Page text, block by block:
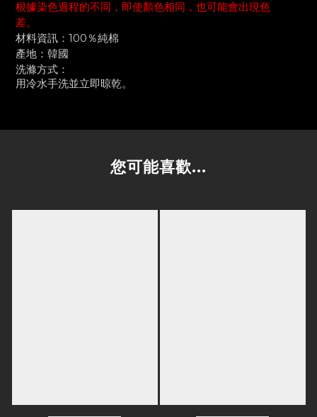
根據染色過程的不同，即使顏色相同，也可能會出現色
差。
材料資訊 ： 100％純棉
產地 ： 韓國
洗滌方式 ：
用冷水手洗並立即晾乾。
您可能喜歡...